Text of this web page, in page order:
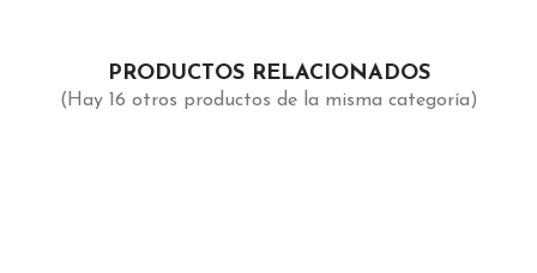
PRODUCTOS RELACIONADOS
(Hay 16 otros productos de la misma categoría)